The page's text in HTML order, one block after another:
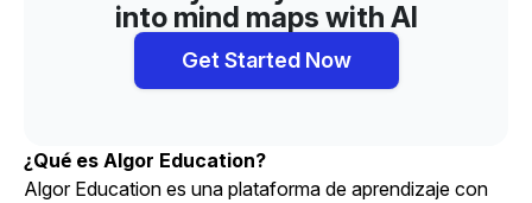
into mind maps with AI
Get Started Now
¿Qué es Algor Education?
Algor Education es una plataforma de aprendizaje con